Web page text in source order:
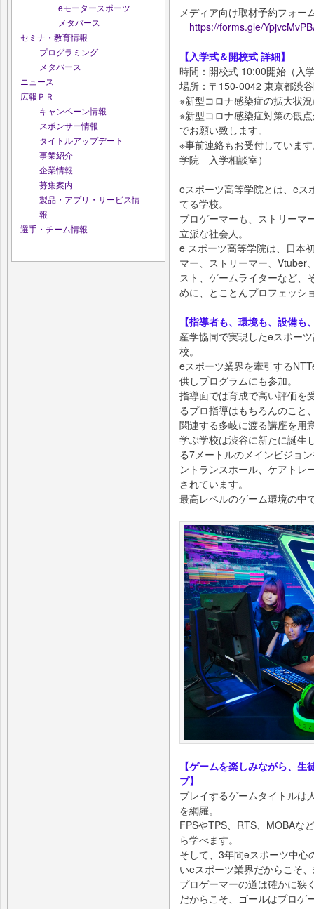
eモータースポーツ
メタバース
セミナ・教育情報
プログラミング
メタバース
ニュース
広報ＰＲ
キャンペーン情報
スポンサー情報
タイトルアップデート
事業紹介
企業情報
募集案内
製品・アプリ・サービス情
報
選手・チーム情報
メディア向け取材予約フォー
https://forms.gle/
【入学式＆開校式 詳細】
時間：開校式 10:00開始（入
場所：〒150-0042 東京都渋
※新型コロナ感染症の拡大状
※新型コロナ感染症対策の観
でお願い致します。
※事前連絡もお受付していま
学院 入学相談室）
eスポーツ高等学院とは、eス
てる学校。
プロゲーマーも、ストリーマ
立派な社会人。
e スポーツ高等学院は、日本
マー、ストリーマー、Vtuber
スト、ゲームライターなど、
めに、とことんプロフェッシ
【指導者も、環境も、設備
産学協同で実現したeスポー
校。
eスポーツ業界を牽引する
供しプログラムにも参加。
指導面では育成で高い評価を
るプロ指導はもちろんのこと
関連する多岐に渡る講座を用
学ぶ学校は渋谷に新たに誕生
る7メートルのメインビジョ
ントランスホール、ケアトレ
されています。
最高レベルのゲーム環境の中
【ゲームを楽しみながら、
プ】
プレイするゲームタイトルは
を網羅。
FPSやTPS、RTS、MOBAな
ら学べます。
そして、3年間eスポーツ中心
いeスポーツ業界だからこそ
プロゲーマーの道は確かに狭
だからこそ、ゴールはプロゲ